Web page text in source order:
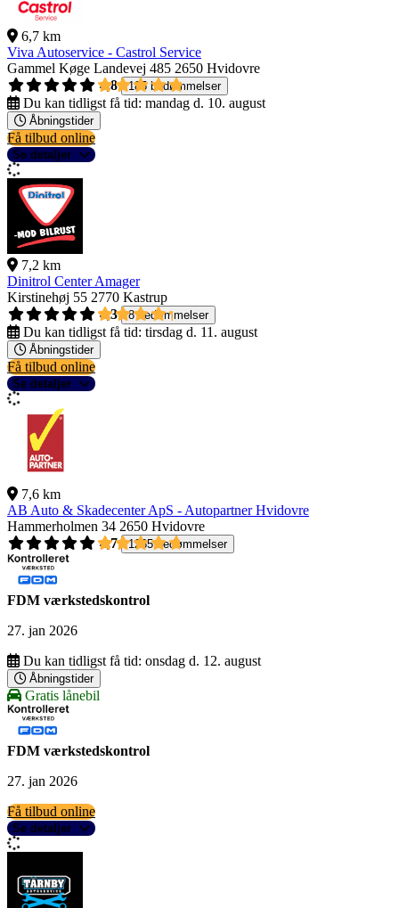
6,7 km
Viva Autoservice - Castrol Service
Gammel Køge Landevej 485 2650 Hvidovre
4,8
185 bedømmelser
Du kan tidligst få tid: mandag d. 10. august
Åbningstider
Få tilbud online
Se detaljer
7,2 km
Dinitrol Center Amager
Kirstinehøj 55 2770 Kastrup
4,3
8 bedømmelser
Du kan tidligst få tid: tirsdag d. 11. august
Åbningstider
Få tilbud online
Se detaljer
7,6 km
AB Auto & Skadecenter ApS - Autopartner Hvidovre
Hammerholmen 34 2650 Hvidovre
4,7
1265 bedømmelser
FDM værkstedskontrol
27. jan 2026
Du kan tidligst få tid: onsdag d. 12. august
Åbningstider
Gratis lånebil
FDM værkstedskontrol
27. jan 2026
Få tilbud online
Se detaljer